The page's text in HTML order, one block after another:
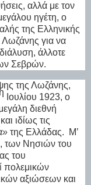
αλλά με τον
ηγέτη, ο
της Ελληνικής
για να
άλλοτε
Σεβρών.
της Λωζάνης,
η Ιουλίου 1923, ο
διεθνή
ιδίως τις
της Ελλάδας.
Μ’
των Νησιών του
του
πολεμικών
αξιώσεων και